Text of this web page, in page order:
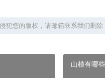
犯您的版权，请邮箱联系我们删除
山楂有哪